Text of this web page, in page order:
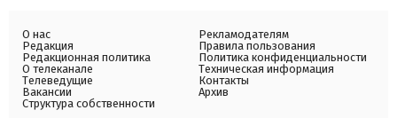
О нас
Редакция
Редакционная политика
О телеканале
Телеведущие
Вакансии
Структура собственности
Рекламодателям
Правила пользования
Политика конфиденциальности
Техническая информация
Контакты
Архив